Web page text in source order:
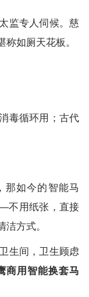
监专人伺候。慈
如厕天花板。
毒循环用；古代
那如今的智能马
不用纸张，直接
方式。
生间，卫生顾虑
商用智能换套马